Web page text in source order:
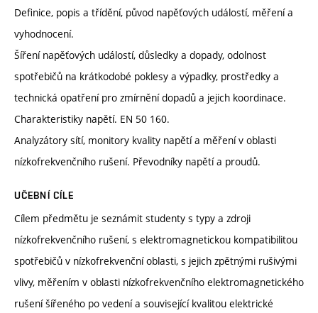
Definice, popis a třídění, původ napěťových událostí, měření a
vyhodnocení.
Šíření napěťových událostí, důsledky a dopady, odolnost
spotřebičů na krátkodobé poklesy a výpadky, prostředky a
technická opatření pro zmírnění dopadů a jejich koordinace.
Charakteristiky napětí. EN 50 160.
Analyzátory sítí, monitory kvality napětí a měření v oblasti
nízkofrekvenčního rušení. Převodníky napětí a proudů.
UČEBNÍ CÍLE
Cílem předmětu je seznámit studenty s typy a zdroji
nízkofrekvenčního rušení, s elektromagnetickou kompatibilitou
spotřebičů v nízkofrekvenční oblasti, s jejich zpětnými rušivými
vlivy, měřením v oblasti nízkofrekvenčního elektromagnetického
rušení šířeného po vedení a související kvalitou elektrické